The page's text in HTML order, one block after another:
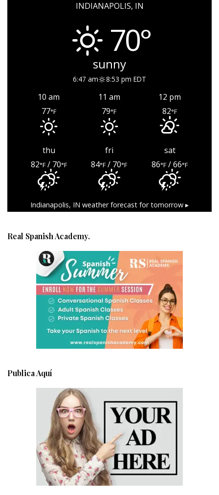
INDIANAPOLIS, IN
70°
sunny
6:47 am 8:53 pm EDT
10 am 11 am
12 pm
77°F 79°F 82°F
thu fri
sat
82°F/ 70°F 84°F/ 70°F 86°F/ 66°F
Indianapolis, IN weather forecast for tomorrow ▸
Real Spanish Academy.
Publica Aquí